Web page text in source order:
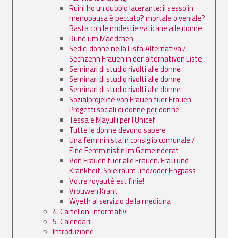
Ruini ho un dubbio lacerante: il sesso in
menopausa è peccato? mortale o veniale?
Basta con le molestie vaticane alle donne
Rund um Maedchen
Sedici donne nella Lista Alternativa /
Sechzehn Frauen in der alternativen Liste
Seminari di studio rivolti alle donne
Seminari di studio rivolti alle donne
Seminari di studio rivolti alle donne
Sozialprojekte von Frauen fuer Frauen
Progetti sociali di donne per donne
Tessa e Mayulli per l'Unicef
Tutte le donne devono sapere
Una femminista in consiglio comunale /
Eine Femministin im Gemeinderat
Von Frauen fuer alle Frauen. Frau und
Krankheit, Spielraum und/oder Engpass
Votre royauté est finie!
Vrouwen Krant
Wyeth al servizio della medicina
4. Cartelloni informativi
5. Calendari
Introduzione